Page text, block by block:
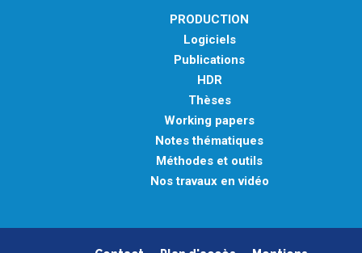
PRODUCTION
Logiciels
Publications
HDR
Thèses
Working papers
Notes thématiques
Méthodes et outils
Nos travaux en vidéo